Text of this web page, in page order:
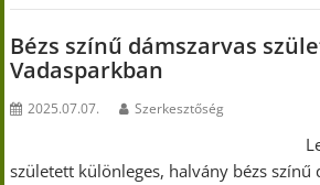
Bézs színű dámszarvas
Vadasparkban
2025.07.07. Szerkesztőség
született különleges, halvány bézs színű